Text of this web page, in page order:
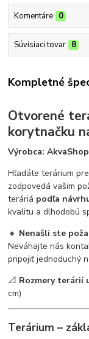
Komentáre 0
Súvisiaci tovar 8
Kompletné
Otvorené
korytnačku
Výrobca:
Hľadáte terárium
zodpovedá vašim
teráriá podľa
kvalitu a dlhodobú
🔸 Nenašli ste
Neváhajte nás
pripojiť jednoduchý
📐 Rozmery terárií
cm)
Terárium –